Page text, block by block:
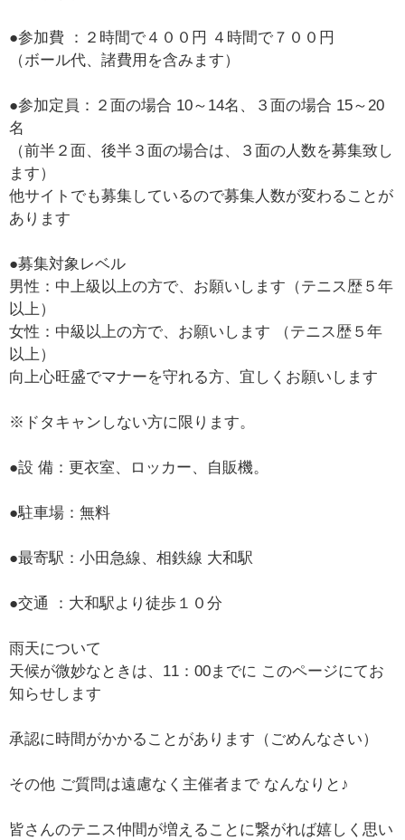
●参加費 ：２時間で４００円 ４時間で７００円
（ボール代、諸費用を含みます）
●参加定員：２面の場合 10～14名、３面の場合 15～20
名
（前半２面、後半３面の場合は、３面の人数を募集致し
ます）
他サイトでも募集しているので募集人数が変わることが
あります
●募集対象レベル
男性：中上級以上の方で、お願いします（テニス歴５年
以上）
女性：中級以上の方で、お願いします （テニス歴５年
以上）
向上心旺盛でマナーを守れる方、宜しくお願いします
※ドタキャンしない方に限ります。
●設 備：更衣室、ロッカー、自販機。
●駐車場：無料
●最寄駅：小田急線、相鉄線 大和駅
●交通 ：大和駅より徒歩１０分
雨天について
天候が微妙なときは、11：00までに このページにてお
知らせします
承認に時間がかかることがあります（ごめんなさい）
その他 ご質問は遠慮なく主催者まで なんなりと♪
皆さんのテニス仲間が増えることに繋がれば嬉しく思い